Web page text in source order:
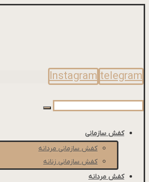
Instagram telegram
کفش سازمانی
کفش سازمانی مردانه
کفش سازمانی زنانه
کفش مردانه